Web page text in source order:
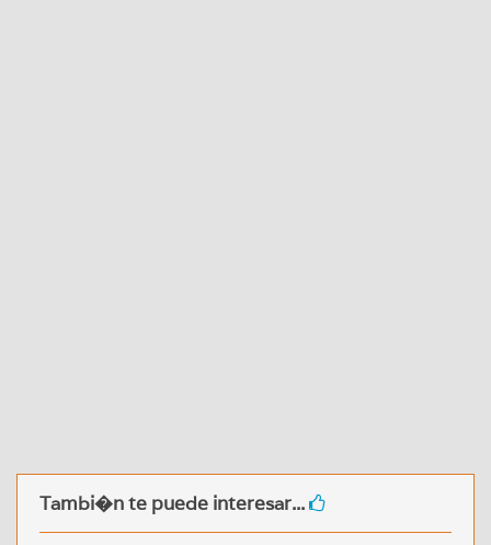
Tambi�n te puede interesar...